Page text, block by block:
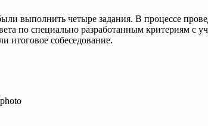
выполнить четыре задания. В процессе
по специально разработанным критериям с
итоговое собеседование.